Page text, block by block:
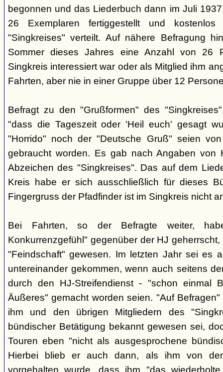
begonnen und das Liederbuch dann im Juli
26 Exemplaren fertiggestellt und
"Singkreises" verteilt. Auf nähere Befragung
Sommer dieses Jahres eine Anzahl von 26
Singkreis interessiert war oder als Mitglied ihm
Fahrten, aber nie in einer Gruppe über 12
Befragt zu den "Grußformen" des
"dass die Tageszeit oder 'Heil euch' gesagt
"Horrido" noch der "Deutsche Gruß" seien
gebraucht worden. Es gab nach Angaben von
Abzeichen des "Singkreises". Das auf dem
Kreis habe er sich ausschließlich für dieses
Fingergruss der Pfadfinder ist im Singkreis nicht
Bei Fahrten, so der Befragte weiter,
Konkurrenzgefühl" gegenüber der HJ
"Feindschaft" gewesen. Im letzten Jahr sei es
untereinander gekommen, wenn auch seitens
durch den HJ-Streifendienst - "schon einmal
Äußeres" gemacht worden seien. "Auf
ihm und den übrigen Mitgliedern des
bündischer Betätigung bekannt gewesen sei,
Touren eben "nicht als ausgesprochene
Hierbei blieb er auch dann, als ihm von
vorgehalten wurde, dass ihm "das